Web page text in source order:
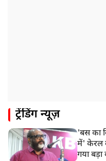
ट्रेंडिंग न्यूज़
'बस का
में' केरल के
गया बड़ा